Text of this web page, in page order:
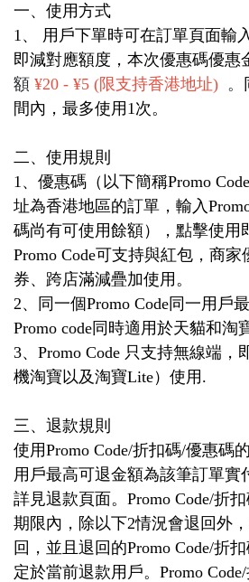
一、使用方式
1、
用戶下單時可在訂單頁面輸
即減對應額度，本次優惠碼優惠
額 ¥20 - ¥5 (限支持香港地址) 。
間內，最多使用1次。
二、使用規則
1 、優惠碼（以下簡稱Promo Code
址為香港地區的訂單 ，輸入
碼尚有可使用餘額），點擊使用
Promo Code可支持與紅包，商家
券、跨店滿減疊加使用。
2、同一個Promo Code同一用戶
Promo code同時適用於天貓和淘
3、 Promo Code 只支持無線端，
機淘寶以及淘寶Lite）使用 .
三、退款規則
使用Promo Code/折扣碼/優惠碼
用戶最高可退金額為該筆訂單實
詳見退款頁面。Promo Code/折
期限內，除以下2情況會退回外
回，並且退回的Promo Code/折
定於當前退款用戶。Promo